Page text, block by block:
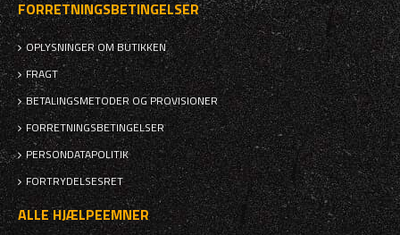
FORRETNINGSBETINGELSER
OPLYSNINGER OM BUTIKKEN
FRAGT
BETALINGSMETODER OG PROVISIONER
FORRETNINGSBETINGELSER
PERSONDATAPOLITIK
FORTRYDELSESRET
ALLE HJÆLPEEMNER